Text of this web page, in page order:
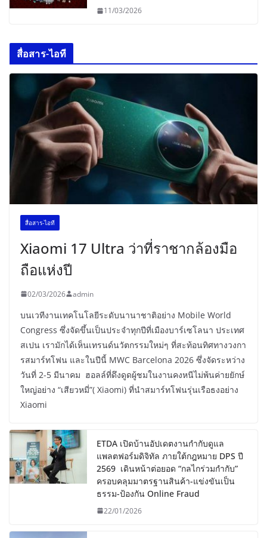
11/03/2026
สื่อสาร-ไอที
สื่อสาร-ไอที
Xiaomi 17 Ultra ว่าที่ราชากล้องมือ
ถือแห่งปี
02/03/2026 admin
บนเวทีงานเทคโนโลยีระดับนานาชาติอย่าง Mobile World
Congress ซึ่งจัดขึ้นเป็นประจำทุกปีที่เมืองบาร์เซโลนา ประเทศ
สเปน เรามักได้เห็นเทรนด์นวัตกรรมใหม่ๆ ที่สะท้อนทิศทางวงกา
รสมาร์ทโฟน และในปีนี้ MWC Barcelona 2026 ซึ่งจัดระหว่าง
วันที่ 2-5 มีนาคม ฮอลล์ที่ดึงดูดผู้ชมในงานคงหนีไม่พ้นค่ายยักษ์
ใหญ่อย่าง “เสียวหมี่”( Xiaomi) ที่นำสมาร์ทโฟนรุ่นเรือธงอย่าง
Xiaomi
ETDA เปิดบ้านอัปเดตงานกำกับดูแล
แพลตฟอร์มดิจิทัล ภายใต้กฎหมาย DPS ปี
2569 เดินหน้าต่อยอด “กลไกร่วมกำกับ”
ครอบคลุมมาตรฐานสินค้า-แข่งขันเป็น
ธรรม-ป้องกัน Online Fraud
22/01/2026